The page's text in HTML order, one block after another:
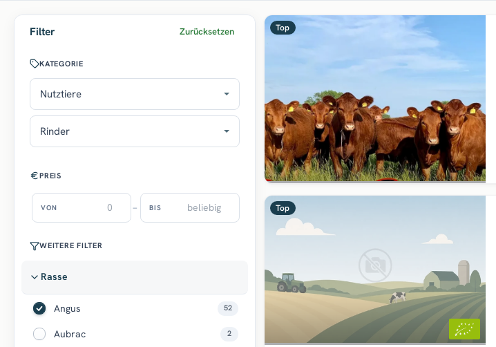
Filter Zurücksetzen
KATEGORIE
Nutztiere
Rinder
PREIS
VON – BIS
WEITERE FILTER
Rasse
Angus 52
Aubrac 2
Top
Top